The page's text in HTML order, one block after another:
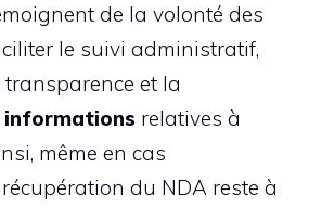
de la volonté des
le suivi administratif,
et la
relatives à
même en cas
récupération du NDA reste à